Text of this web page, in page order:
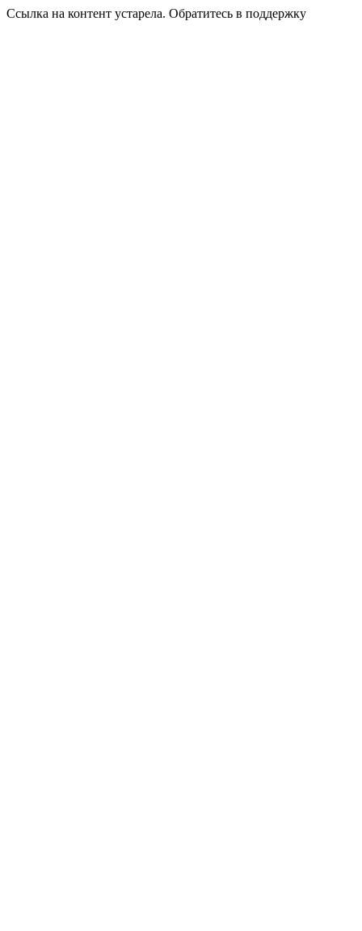
Ссылка на контент устарела. Обратитесь в поддержку